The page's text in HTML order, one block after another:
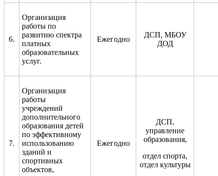
6.
Организация
работы по
развитию спектра
платных
образовательных
услуг.
Ежегодно
ДСП, МБОУ
ДОД
7.
Организация
работы
учреждений
дополнительного
образования детей
по эффективному
использованию
зданий и
спортивных
объектов,
Ежегодно
ДСП,
управление
образования,
отдел спорта,
отдел культуры